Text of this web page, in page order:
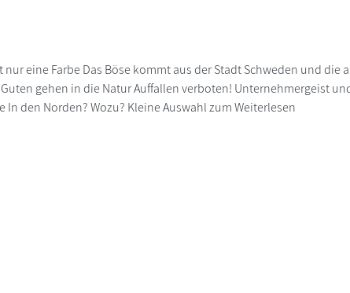
eine Farbe Das Böse kommt aus der Stadt Schweden und die
gehen in die Natur Auffallen verboten! Unternehmergeist
den Norden? Wozu? Kleine Auswahl zum Weiterlesen